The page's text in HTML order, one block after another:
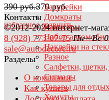
Батарейки
Домкраты
Канистры
Набор
Наклейки на
Разное
Салфетки, щетки,
Сигналы
Товары для
Хомуты
избранное сравнить
390 руб.370 руб.
Контакты
©2012-2024 интернет-
8 (928) 773-07-75 Пн—Вс
sale@autodecore.ru
Разделы
О компании
Как купить